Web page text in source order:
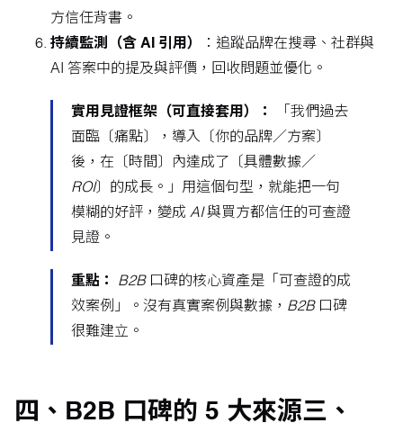
方信任背書。
持續監測（含 AI 引用）
：追蹤品牌在搜尋、社群與
AI 答案中的提及與評價，回收問題並優化。
實用見證框架（可直接套用）：
「我們過去
面臨〔痛點〕，導入〔你的品牌／方案〕
後，在〔時間〕內達成了〔具體數據／
ROI〕的成長。」用這個句型，就能把一句
模糊的好評，變成 AI 與買方都信任的可查證
見證。
重點：
B2B 口碑的核心資產是「可查證的成
效案例」。沒有真實案例與數據，B2B 口碑
很難建立。
四、B2B 口碑的 5 大來源三、